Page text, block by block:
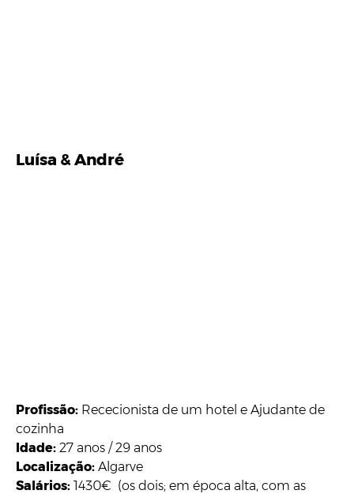
Luísa & André
Profissão: Rececionista de um hotel e Ajudante de
cozinha
Idade: 27 anos / 29 anos
Localização: Algarve
Salários: 1430€ (os dois; em época alta, com as